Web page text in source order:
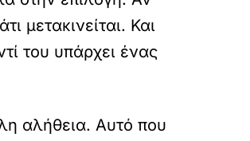
μετακινείται. Και
του υπάρχει ένας
αλήθεια. Αυτό που